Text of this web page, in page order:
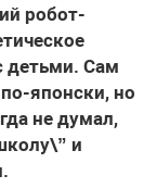
робот-
детьми. Сам
японски, но
не думал,
и